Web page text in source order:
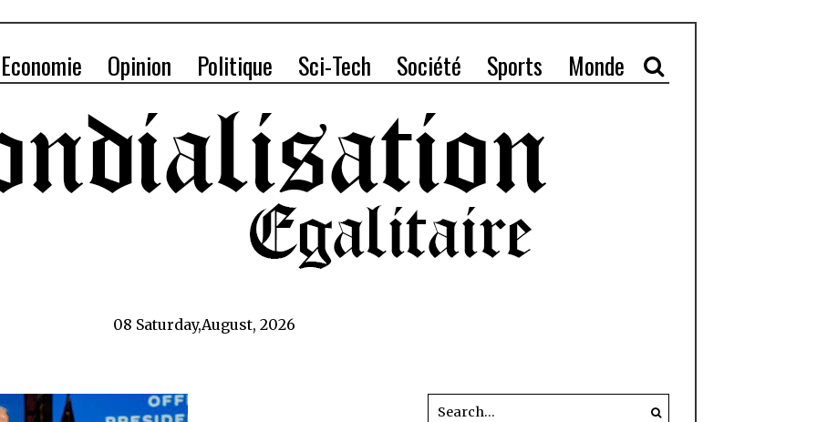
Economie Opinion Politique Sci-Tech Société Sports Monde
08 Saturday,August, 2026